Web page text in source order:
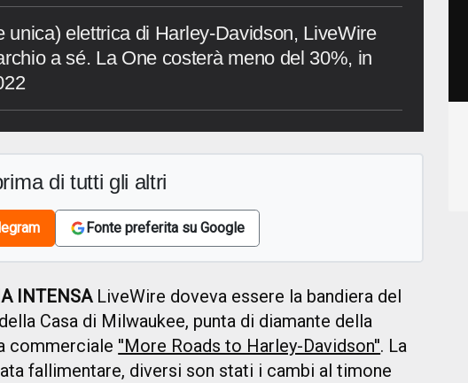
unica) elettrica di Harley-Davidson, LiveWire
a sé. La One costerà meno del 30%, in
di tutti gli altri
Fonte preferita su Google
INTENSA LiveWire doveva essere la bandiera del
Casa di Milwaukee, punta di diamante della
commerciale ''More Roads to Harley-Davidson''. La
fallimentare, diversi son stati i cambi al timone